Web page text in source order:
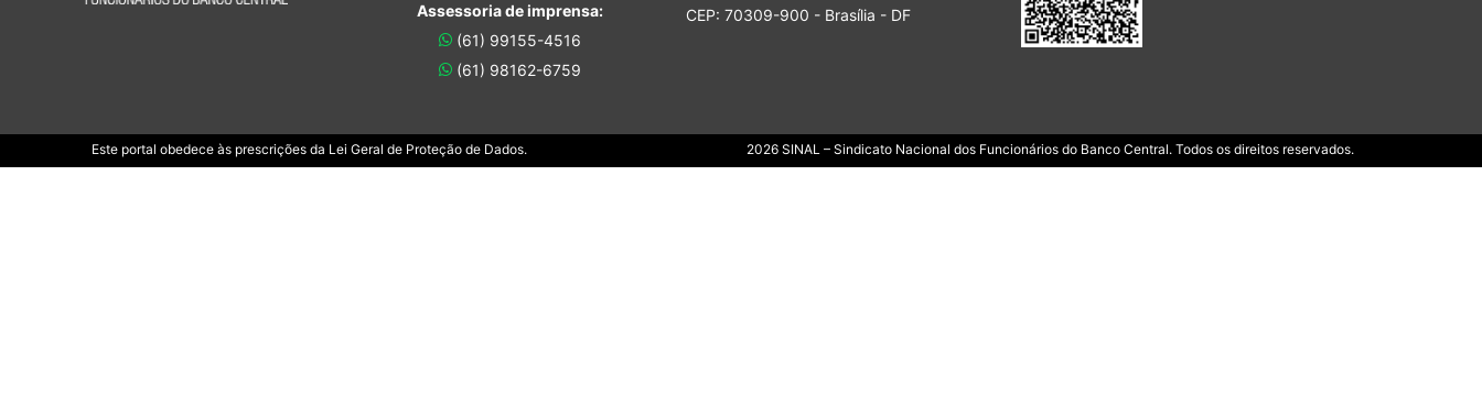
Assessoria de imprensa:
(61) 99155-4516
(61) 98162-6759
CEP: 70309-900 - Brasília - DF
Este portal obedece às prescrições da Lei Geral de Proteção de Dados. 2026 SINAL – Sindicato Nacional dos Funcionários do Banco Central. Todos os direitos reservados.